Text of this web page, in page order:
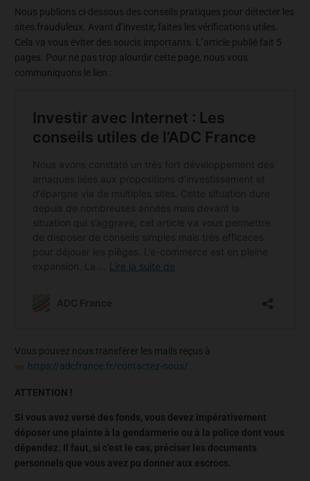
Nous publions ci-dessous des conseils pratiques pour détecter les
sites frauduleux. Avant d’investir, faites les vérifications utiles.
Cela va vous éviter des soucis importants. L’article publié fait 5
pages. Pour ne pas trop alourdir cette page, nous vous
communiquons le lien :
Vous pouvez nous transférer les mails reçus à
https://adcfrance.fr/contactez-nous/
ATTENTION !
Si vous avez versé des fonds, vous devez impérativement
déposer une plainte à la gendarmerie ou à la police dont vous
dépendez. Il faut, si c’est le cas, préciser les documents
personnels que vous avez pu donner aux escrocs.